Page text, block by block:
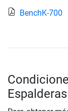
BenchK-700